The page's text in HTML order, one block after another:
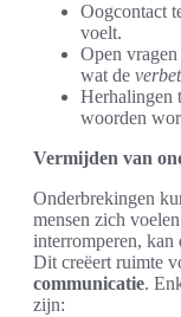
Oogcontact
voelt.
Open
wat de
Herhalingen
woorden
Vermijden van
Onderbrekingen
mensen zich
interromperen, kan
Dit creëert ruimte
communicatie.
zijn: